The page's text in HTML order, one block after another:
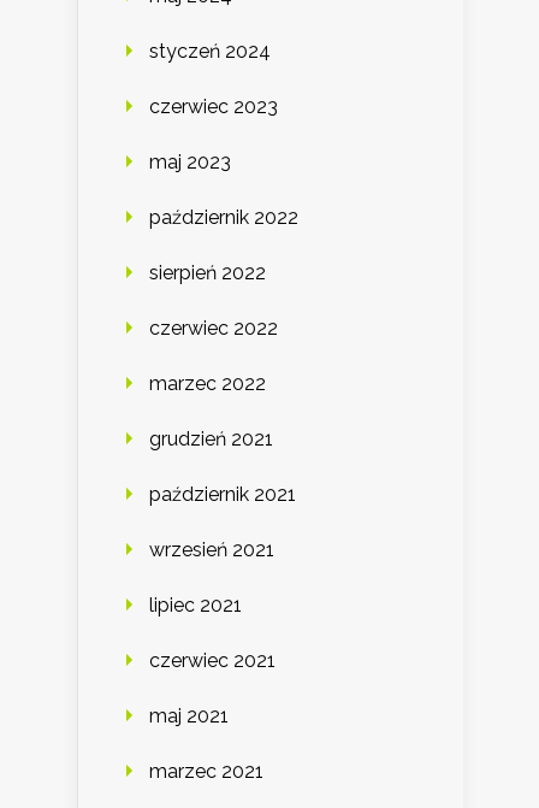
styczeń 2024
czerwiec 2023
maj 2023
październik 2022
sierpień 2022
czerwiec 2022
marzec 2022
grudzień 2021
październik 2021
wrzesień 2021
lipiec 2021
czerwiec 2021
maj 2021
marzec 2021